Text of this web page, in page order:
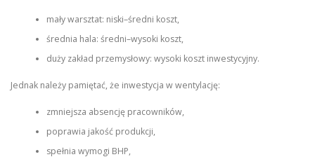
mały warsztat: niski–średni koszt,
średnia hala: średni–wysoki koszt,
duży zakład przemysłowy: wysoki koszt inwestycyjny.
Jednak należy pamiętać, że inwestycja w wentylację:
zmniejsza absencję pracowników,
poprawia jakość produkcji,
spełnia wymogi BHP,